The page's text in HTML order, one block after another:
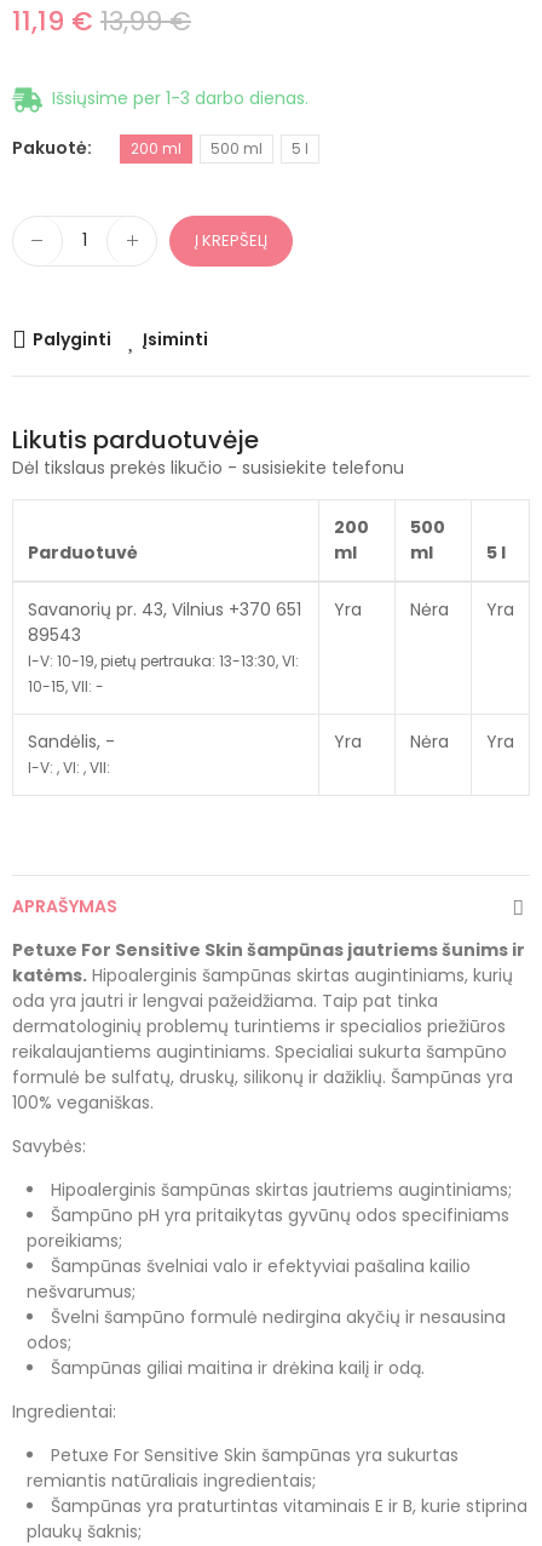
11,19 € 13,99 €
Išsiųsime per 1-3 darbo dienas.
Pakuotė 200 ml 500 ml 5 l
Į KREPŠELĮ
Palyginti Įsiminti
Likutis parduotuvėje
Dėl tikslaus prekės likučio - susisiekite telefonu
Parduotuvė
200
ml
500
ml
5 l
Savanorių pr. 43, Vilnius +370 651
89543
I-V: 10-19, pietų pertrauka: 13-13:30, VI:
10-15, VII: -
Yra Nėra Yra
Sandėlis, -
I-V: , VI: , VII:
Yra Nėra Yra
APRAŠYMAS
Petuxe For Sensitive Skin šampūnas jautriems šunims ir
katėms. Hipoalerginis šampūnas skirtas augintiniams, kurių
oda yra jautri ir lengvai pažeidžiama. Taip pat tinka
dermatologinių problemų turintiems ir specialios priežiūros
reikalaujantiems augintiniams. Specialiai sukurta šampūno
formulė be sulfatų, druskų, silikonų ir dažiklių. Šampūnas yra
100% veganiškas.
Savybės:
Hipoalerginis šampūnas skirtas jautriems augintiniams;
Šampūno pH yra pritaikytas gyvūnų odos specifiniams
poreikiams;
Šampūnas švelniai valo ir efektyviai pašalina kailio
nešvarumus;
Švelni šampūno formulė nedirgina akyčių ir nesausina
odos;
Šampūnas giliai maitina ir drėkina kailį ir odą.
Ingredientai:
Petuxe For Sensitive Skin šampūnas yra sukurtas
remiantis natūraliais ingredientais;
Šampūnas yra praturtintas vitaminais E ir B, kurie stiprina
plaukų šaknis;